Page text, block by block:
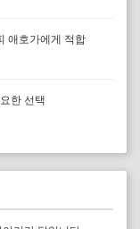
애호가에게 적합
한 선택